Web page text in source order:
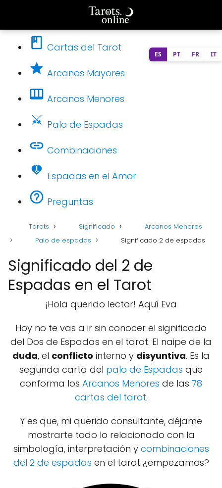
Cartas del Tarot
Arcanos Mayores
Arcanos Menores
Palo de Espadas
Combinaciones
Espadas en el Amor
Preguntas
Tarots Significado
Arcanos Menores
Palo de espadas
Significado 2 de espadas
Significado del 2 de
Espadas en el Tarot
¡Hola querido lector! Aquí Eva
Hoy no te vas a ir sin conocer el significado
del Dos de Espadas en el tarot. El naipe de la
duda, el conflicto interno y disyuntiva. Es la
segunda carta del palo de Espadas que
conforma los Arcanos Menores de las 78
cartas del tarot.
Y es que, mi querido consultante, déjame
mostrarte todo lo relacionado con la
simbología, interpretación y combinaciones
del 2 de espadas en el tarot ¿empezamos?
ES PT FR IT